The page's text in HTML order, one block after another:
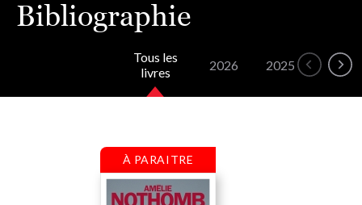
Bibliographie
Tous les
livres
2026 2025 2024
À PARAITRE